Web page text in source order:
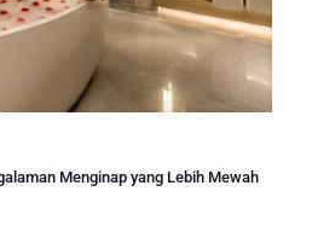
Menginap yang Lebih Mewah